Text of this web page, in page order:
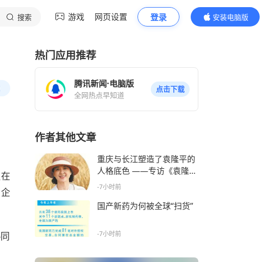
搜索 游戏 网页设置 登录
安装电脑版
内容更精彩
热门应用推荐
腾讯新闻·电脑版
全网热点早知道
点击下载
作者其他文章
重庆与长江塑造了袁隆平的
人格底色 ——专访《袁隆平
传》作者周桦
-7小时前
国产新药为何被全球“扫货”
-7小时前